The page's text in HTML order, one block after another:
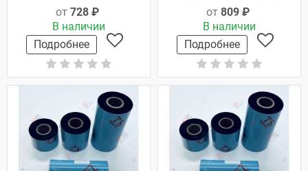
от 728 ₽
В наличии
Подробнее
от 809 ₽
В наличии
Подробнее